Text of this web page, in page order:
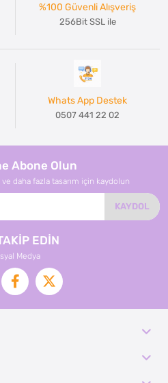
%100 Güvenli Alışveriş
256Bit SSL ile
Whats App Destek
0507 441 22 02
Abone Olun
daha fazla tasarım için kaydolun
KAYDOL
EDİN
Medya